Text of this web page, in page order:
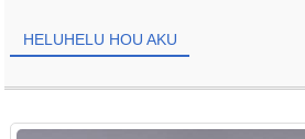
HELUHELU HOU AKU